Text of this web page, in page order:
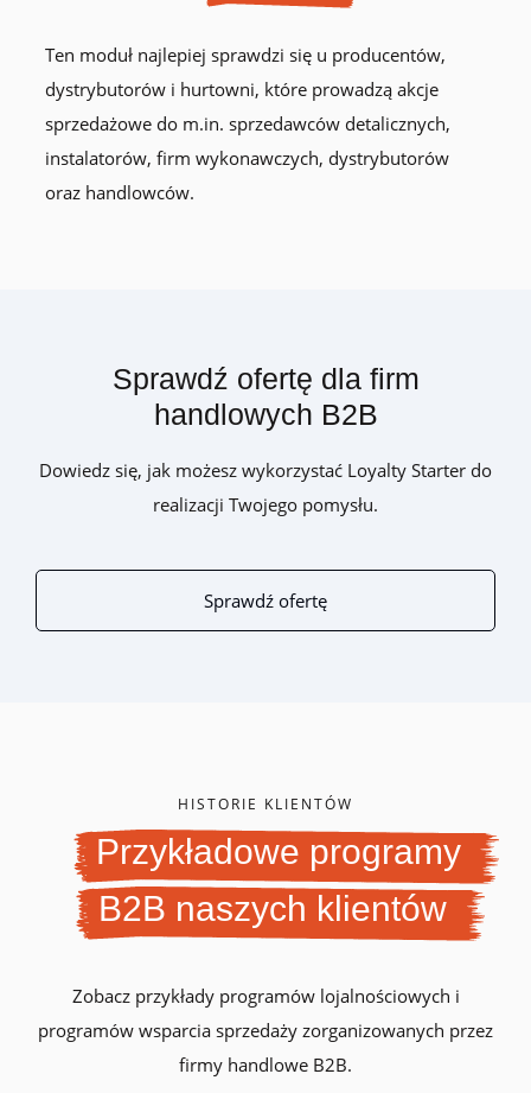
Ten moduł najlepiej sprawdzi się u producentów,
dystrybutorów i hurtowni, które prowadzą akcje
sprzedażowe do m.in. sprzedawców detalicznych,
instalatorów, firm wykonawczych, dystrybutorów
oraz handlowców.
Sprawdź ofertę dla firm
handlowych B2B
Dowiedz się, jak możesz wykorzystać Loyalty Starter do
realizacji Twojego pomysłu.
Sprawdź ofertę
HISTORIE KLIENTÓW
Przykładowe programy
B2B naszych klientów
Zobacz przykłady programów lojalnościowych i
programów wsparcia sprzedaży zorganizowanych przez
firmy handlowe B2B.